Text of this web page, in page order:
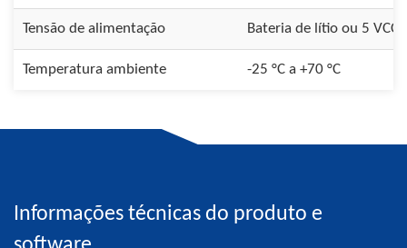
Tensão de alimentação Bateria de lítio ou 5
Temperatura ambiente -25 °C a +70 °C
Informações técnicas do produto e